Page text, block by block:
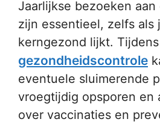
Jaarlijkse bezoeken
zijn essentieel, zelfs als
kerngezond lijkt.
gezondheidscontrole
eventuele sluimerende
vroegtijdig opsporen en
over vaccinaties en